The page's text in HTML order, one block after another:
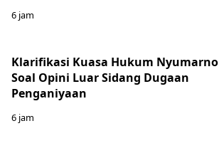
6 jam
Klarifikasi Kuasa Hukum Nyumarno
Soal Opini Luar Sidang Dugaan
Penganiyaan
6 jam